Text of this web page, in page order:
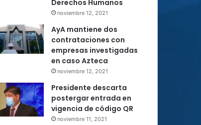
Derechos Humanos
noviembre 12, 2021
AyA mantiene dos
contrataciones con
empresas investigadas
en caso Azteca
noviembre 12, 2021
Presidente descarta
postergar entrada en
vigencia de código QR
noviembre 11, 2021